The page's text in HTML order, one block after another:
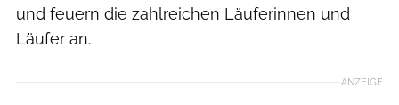
und feuern die zahlreichen Läuferinnen und
Läufer an.
ANZEIGE